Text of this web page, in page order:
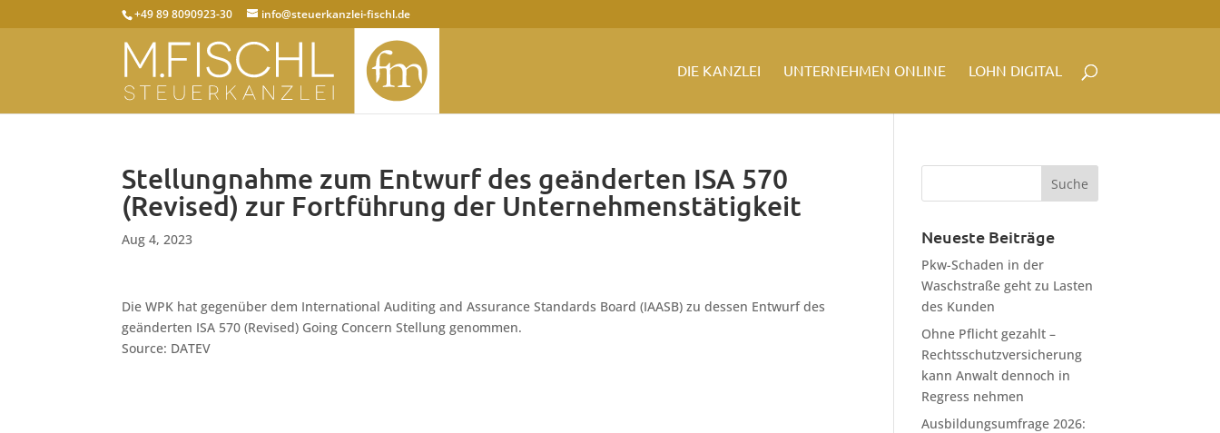
+49 89 8090923-30 info@steuerkanzlei-fischl.de
DIE KANZLEI UNTERNEHMEN ONLINE LOHN DIGITAL
Stellungnahme zum Entwurf des geänderten ISA 570
(Revised) zur Fortführung der Unternehmenstätigkeit
Aug 4, 2023
Die WPK hat gegenüber dem International Auditing and Assurance Standards Board (IAASB) zu dessen Entwurf des
geänderten ISA 570 (Revised) Going Concern Stellung genommen.
Source: DATEV
Neueste Beiträge
Pkw-Schaden in der
Waschstraße geht zu Lasten
des Kunden
Ohne Pflicht gezahlt –
Rechtsschutzversicherung
kann Anwalt dennoch in
Regress nehmen
Ausbildungsumfrage 2026: